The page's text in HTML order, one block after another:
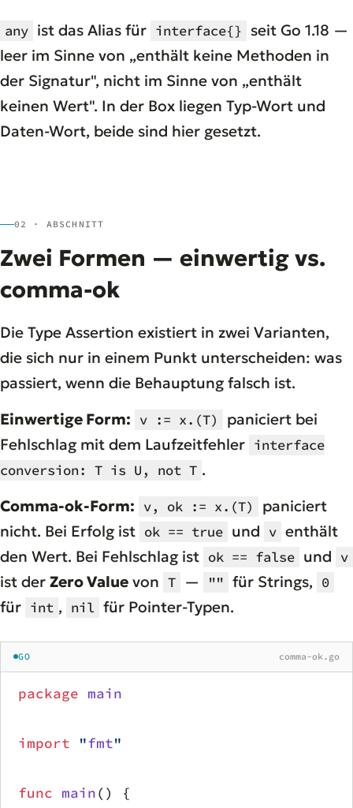
any ist das Alias für interface{} seit Go 1.18 —
leer im Sinne von „enthält keine Methoden in
der Signatur", nicht im Sinne von „enthält
keinen Wert". In der Box liegen Typ-Wort und
Daten-Wort, beide sind hier gesetzt.
02 · ABSCHNITT
Zwei Formen — einwertig vs.
comma-ok
Die Type Assertion existiert in zwei Varianten,
die sich nur in einem Punkt unterscheiden: was
passiert, wenn die Behauptung falsch ist.
Einwertige Form: v := x.(T)
paniciert bei
Fehlschlag mit dem Laufzeitfehler interface
conversion: T is U, not T .
Comma-ok-Form: v, ok := x.(T)
paniciert
nicht. Bei Erfolg ist ok == true und v enthält
den Wert. Bei Fehlschlag ist ok == false und v
ist der Zero Value von T — "" für Strings, 0
für int , nil für Pointer-Typen.
GO comma-ok.go
package main
import "fmt"
func main() {